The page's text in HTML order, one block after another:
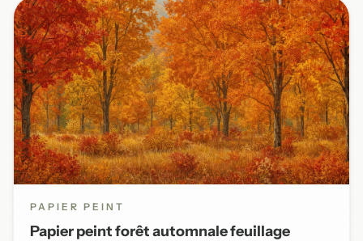
PAPIER PEINT
Papier peint forêt automnale feuillage